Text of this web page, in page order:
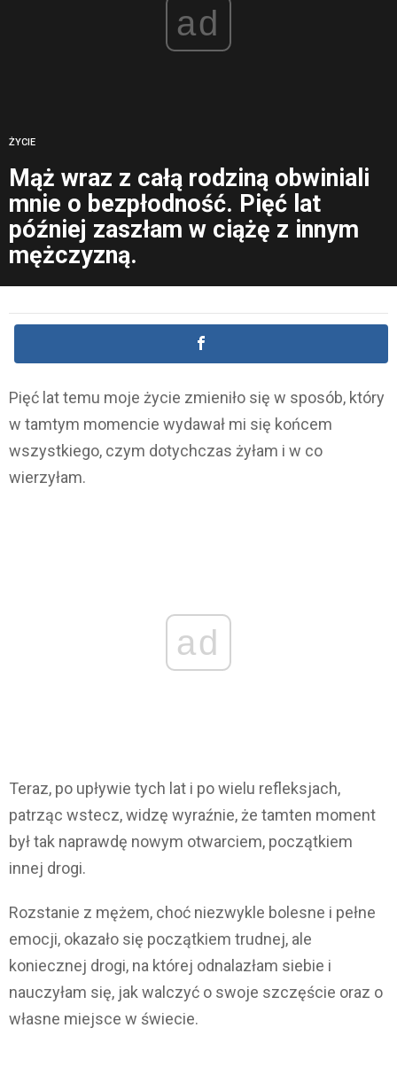
ad
ŻYCIE
Mąż wraz z całą rodziną obwiniali
mnie o bezpłodność. Pięć lat
później zaszłam w ciążę z innym
mężczyzną.
Pięć lat temu moje życie zmieniło się w sposób, który
w tamtym momencie wydawał mi się końcem
wszystkiego, czym dotychczas żyłam i w co
wierzyłam.
ad
Teraz, po upływie tych lat i po wielu refleksjach,
patrząc wstecz, widzę wyraźnie, że tamten moment
był tak naprawdę nowym otwarciem, początkiem
innej drogi.
Rozstanie z mężem, choć niezwykle bolesne i pełne
emocji, okazało się początkiem trudnej, ale
koniecznej drogi, na której odnalazłam siebie i
nauczyłam się, jak walczyć o swoje szczęście oraz o
własne miejsce w świecie.